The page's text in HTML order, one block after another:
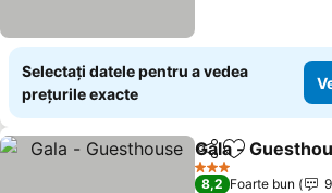
Selectați datele pentru a vedea
prețurile exacte
DistribuițiAdăugaţi la
Gala -
3 Stele
8,2 Foarte bun